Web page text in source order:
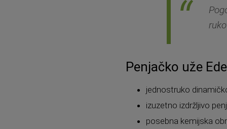
Penjačko uže
jednostruko
izuzetno izdržljivo
posebna kemijska